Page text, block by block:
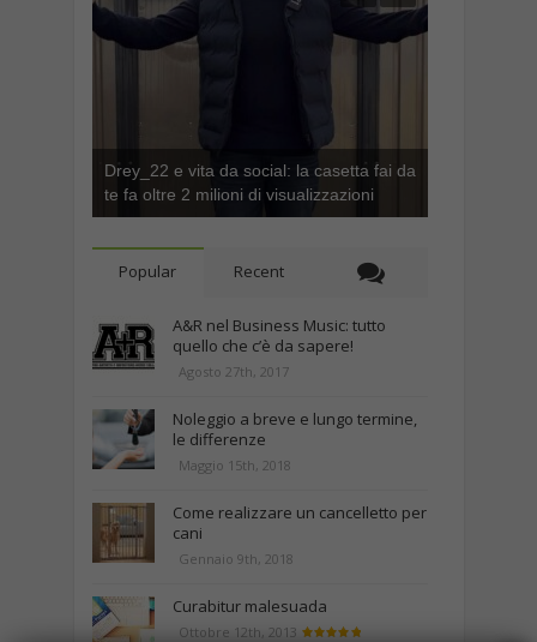
Drey_22 e vita da social: la casetta fai da
te fa oltre 2 milioni di visualizzazioni
Popular Recent
A&R nel Business Music: tutto
quello che c’è da sapere!
Agosto 27th, 2017
Noleggio a breve e lungo termine,
le differenze
Maggio 15th, 2018
Come realizzare un cancelletto per
cani
Gennaio 9th, 2018
Curabitur malesuada
Ottobre 12th, 2013